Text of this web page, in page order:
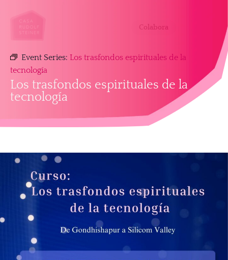
Colabora
Event Series: Los trasfondos espirituales de la
tecnología
Los trasfondos espirituales de la
tecnología